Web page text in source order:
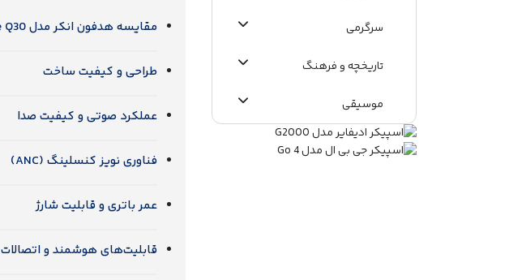
سرگرمی
تاریخچه و فرهنگ
موسیقی
اطلاعات عمومی
مقایسه هدفون انکر مدل Life Q30 با مدل Life Q20i
طراحی و کیفیت ساخت
عملکرد صوتی و کیفیت صدا
فناوری نویز کنسلینگ (ANC)
عمر باتری و قابلیت شارژ
قابلیت‌های هوشمند و اتصالات